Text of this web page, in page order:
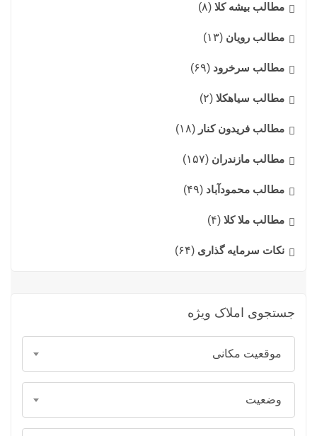
مطالب بیشه کلا (۸)
مطالب رویان (۱۳)
مطالب سرخرود (۶۹)
مطالب سیاهکلا (۲)
مطالب فریدون کنار (۱۸)
مطالب مازندران (۱۵۷)
مطالب محمودآباد (۴۹)
مطالب ملا کلا (۴)
نکات سرمایه گذاری (۶۴)
جستجوی املاک ویژه
موقعیت مکانی
وضعیت